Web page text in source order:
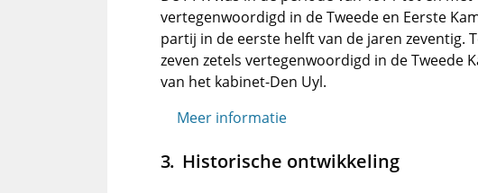
vertegenwoordigd in de Tweede en Eerste
partij in de eerste helft van de jaren zeventig.
zeven zetels vertegenwoordigd in de Tweede
van het kabinet-Den Uyl.
Meer informatie
Historische ontwikkeling